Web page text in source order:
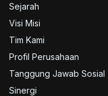
Sejarah
Visi Misi
Tim Kami
Profil Perusahaan
Tanggung Jawab Sosial
Sinergi